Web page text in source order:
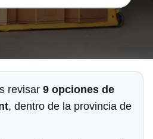
revisar 9 opciones de
, dentro de la provincia de